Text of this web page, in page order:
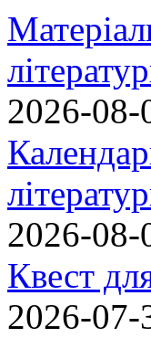
2026-08-
2026-08-
Квест
2026-07-